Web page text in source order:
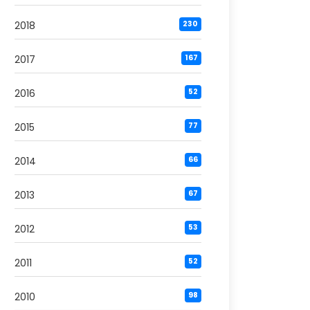
2018 230
2017 167
2016 52
2015 77
2014 66
2013 67
2012 53
2011 52
2010 98